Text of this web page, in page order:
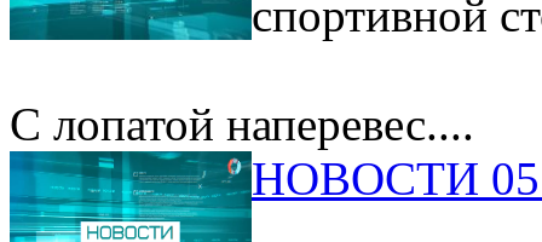
спортивной
С лопатой наперевес....
НОВОСТИ